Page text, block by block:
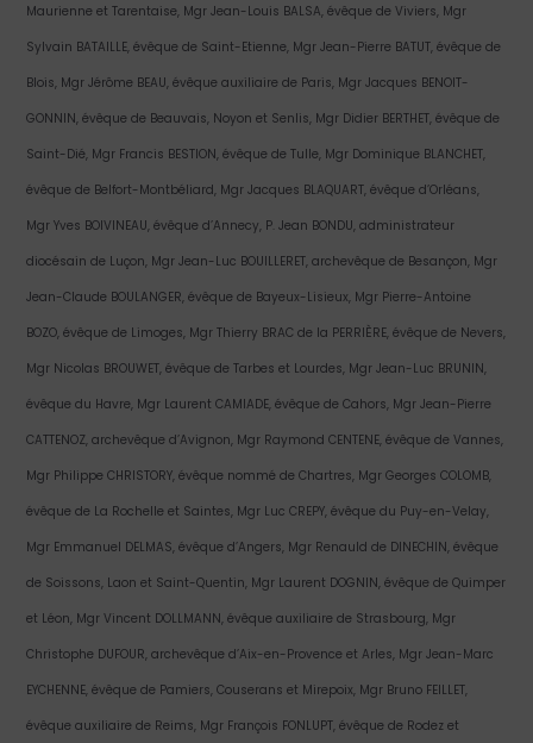
Maurienne et Tarentaise, Mgr Jean-Louis BALSA, évêque de Viviers, Mgr
Sylvain BATAILLE, évêque de Saint-Etienne, Mgr Jean-Pierre BATUT, évêque de
Blois, Mgr Jérôme BEAU, évêque auxiliaire de Paris, Mgr Jacques BENOIT-
GONNIN, évêque de Beauvais, Noyon et Senlis, Mgr Didier BERTHET, évêque de
Saint-Dié, Mgr Francis BESTION, évêque de Tulle, Mgr Dominique BLANCHET,
évêque de Belfort-Montbéliard, Mgr Jacques BLAQUART, évêque d’Orléans,
Mgr Yves BOIVINEAU, évêque d’Annecy, P. Jean BONDU, administrateur
diocésain de Luçon, Mgr Jean-Luc BOUILLERET, archevêque de Besançon, Mgr
Jean-Claude BOULANGER, évêque de Bayeux-Lisieux, Mgr Pierre-Antoine
BOZO, évêque de Limoges, Mgr Thierry BRAC de la PERRIÈRE, évêque de Nevers,
Mgr Nicolas BROUWET, évêque de Tarbes et Lourdes, Mgr Jean-Luc BRUNIN,
évêque du Havre, Mgr Laurent CAMIADE, évêque de Cahors, Mgr Jean-Pierre
CATTENOZ, archevêque d’Avignon, Mgr Raymond CENTENE, évêque de Vannes,
Mgr Philippe CHRISTORY, évêque nommé de Chartres, Mgr Georges COLOMB,
évêque de La Rochelle et Saintes, Mgr Luc CREPY, évêque du Puy-en-Velay,
Mgr Emmanuel DELMAS, évêque d’Angers, Mgr Renauld de DINECHIN, évêque
de Soissons, Laon et Saint-Quentin, Mgr Laurent DOGNIN, évêque de Quimper
et Léon, Mgr Vincent DOLLMANN, évêque auxiliaire de Strasbourg, Mgr
Christophe DUFOUR, archevêque d’Aix-en-Provence et Arles, Mgr Jean-Marc
EYCHENNE, évêque de Pamiers, Couserans et Mirepoix, Mgr Bruno FEILLET,
évêque auxiliaire de Reims, Mgr François FONLUPT, évêque de Rodez et